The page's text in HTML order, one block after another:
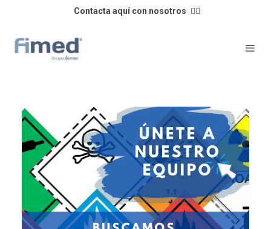
Contacta aquí con nosotros 👈🏼